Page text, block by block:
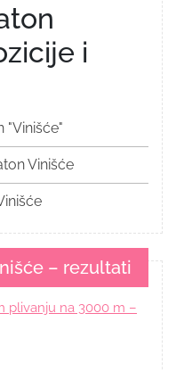
i
"Vinišće"
Vinišće
– rezultati
plivanju na 3000 m –